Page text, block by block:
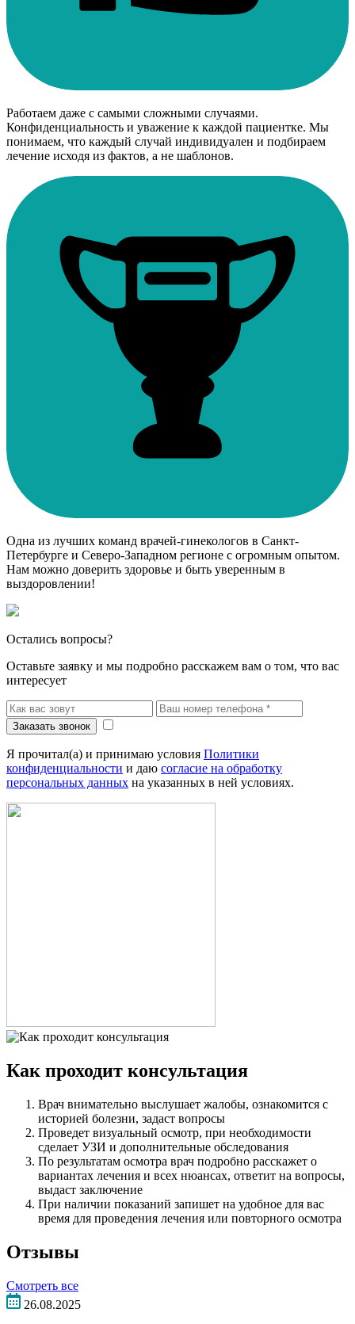
Работаем даже с самыми сложными случаями.
Конфиденциальность и уважение к каждой пациентке. Мы
понимаем, что каждый случай индивидуален и подбираем
лечение исходя из фактов, а не шаблонов.
Одна из лучших команд врачей-гинекологов в Санкт-
Петербурге и Северо-Западном регионе с огромным опытом.
Нам можно доверить здоровье и быть уверенным в
выздоровлении!
Остались вопросы?
Оставьте заявку и мы подробно расскажем вам о том, что вас
интересует
Заказать звонок
Я прочитал(а) и принимаю условия Политики
конфиденциальности и даю согласие на обработку
персональных данных на указанных в ней условиях.
Как проходит консультация
Врач внимательно выслушает жалобы, ознакомится с
историей болезни, задаст вопросы
Проведет визуальный осмотр, при необходимости
сделает УЗИ и дополнительные обследования
По результатам осмотра врач подробно расскажет о
вариантах лечения и всех нюансах, ответит на вопросы,
выдаст заключение
При наличии показаний запишет на удобное для вас
время для проведения лечения или повторного осмотра
Отзывы
Смотреть все
26.08.2025